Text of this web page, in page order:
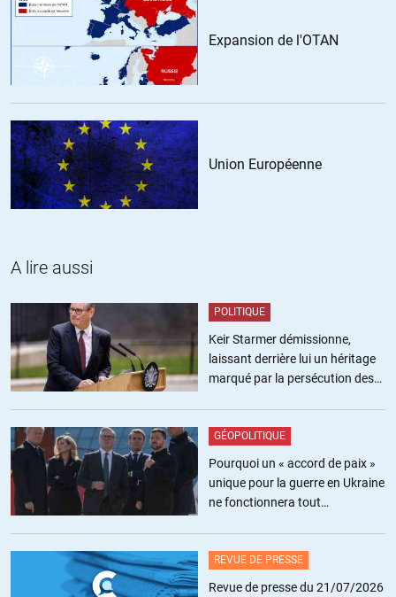
cette équipe ni en paroles ni en actes (tout au plus craint on la
dernière lubie ridicule et suicidaire).
ALERTER
alain maronani
Pathétique…quoi dire de plus…je suis expat depuis longtemps et
je n’ai jamais voté pour Macron ou ses prédécesseurs si le terme
campagne gouvernementale ne vous plait pas c’est votre
problème..
Alfred // 05.05.2019 à 21h16
Vous demandiez ce que d’aucun pensait du fait que la
cathédrale ait brûlé avant le discours tant attendu: ne vous
« brisé » l’élan macronien).
+2
alain maronani//
C’est ce qui s’est passé si l’on est un communiquant
gouvernemental…mais vous demandez d’analyser la
situation….
Expansion de l'OTAN
Union Européenne
A lire aussi
POLITIQUE
Keir Starmer démissionne,
laissant derrière lui un héritage
marqué par la persécution des
GÉOPOLITIQUE
Pourquoi un « accord de paix »
unique pour la guerre en Ukraine
ne fonctionnera tout
REVUE DE PRESSE
Revue de presse du 21/07/2026